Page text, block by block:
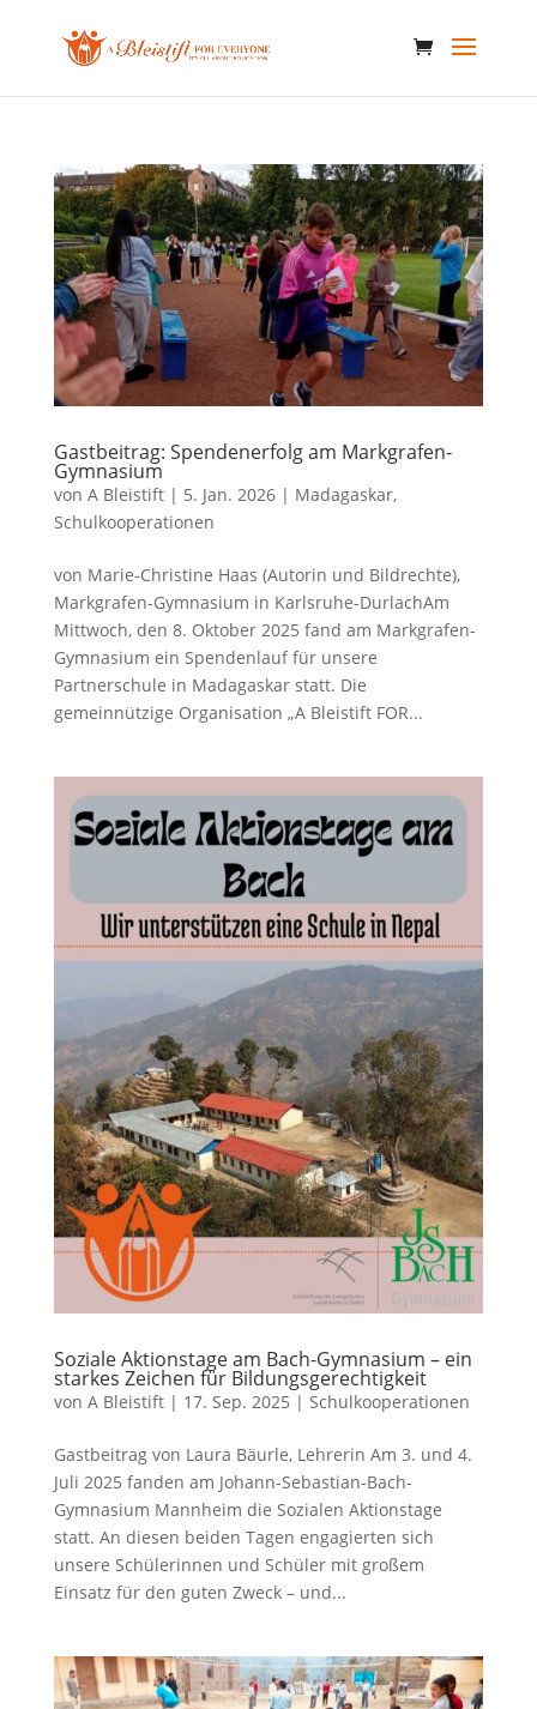
Gastbeitrag: Spendenerfolg am Markgrafen-
Gymnasium
von A Bleistift| 5. Jan. 2026| Madagaskar,
Schulkooperationen
von Marie-Christine Haas (Autorin und Bildrechte),
Markgrafen-Gymnasium in Karlsruhe-DurlachAm
Mittwoch, den 8. Oktober 2025 fand am Markgrafen-
Gymnasium ein Spendenlauf für unsere
Partnerschule in Madagaskar statt. Die
gemeinnützige Organisation „A Bleistift FOR...
Soziale Aktionstage am Bach-Gymnasium – ein
starkes Zeichen für Bildungsgerechtigkeit
von A Bleistift| 17. Sep. 2025 | Schulkooperationen
Gastbeitrag von Laura Bäurle, Lehrerin Am 3. und 4.
Juli 2025 fanden am Johann-Sebastian-Bach-
Gymnasium Mannheim die Sozialen Aktionstage
statt. An diesen beiden Tagen engagierten sich
unsere Schülerinnen und Schüler mit großem
Einsatz für den guten Zweck – und...